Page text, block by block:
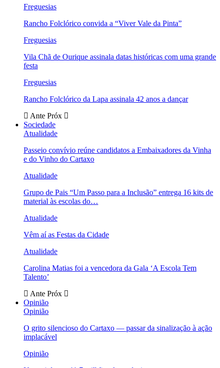
Freguesias
Rancho Folclórico convida a “Viver Vale da Pinta”
Freguesias
Vila Chã de Ourique assinala datas históricas com uma grande
festa
Freguesias
Rancho Folclórico da Lapa assinala 42 anos a dançar
Ante Próx
Sociedade
Atualidade
Passeio convívio reúne candidatos a Embaixadores da Vinha
e do Vinho do Cartaxo
Atualidade
Grupo de Pais “Um Passo para a Inclusão” entrega 16 kits de
material às escolas do…
Atualidade
Vêm aí as Festas da Cidade
Atualidade
Carolina Matias foi a vencedora da Gala ‘A Escola Tem
Talento’
Ante Próx
Opinião
Opinião
O grito silencioso do Cartaxo — passar da sinalização à ação
implacável
Opinião